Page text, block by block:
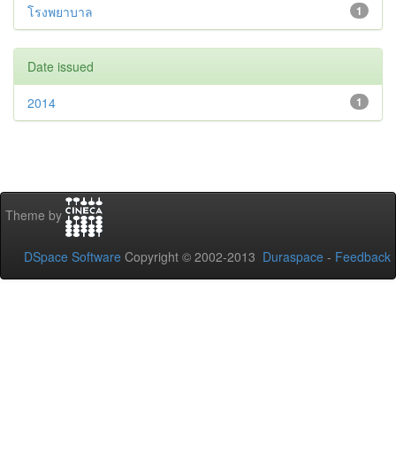
1
โรงพยาบาล
Date issued
1
2014
Theme by
DSpace Software Copyright © 2002-2013 Duraspace - Feedback